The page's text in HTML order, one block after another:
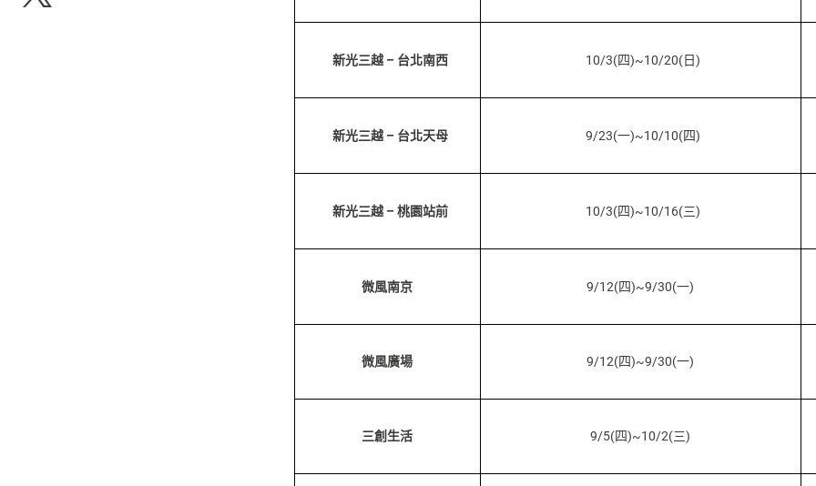
新光三越 – 台北南西 10/3(四)~10/20(日)
新光三越 – 台北天母 9/23(一)~10/10(四)
新光三越 – 桃園站前 10/3(四)~10/16(三)
微風南京 9/12(四)~9/30(一)
微風廣場 9/12(四)~9/30(一)
三創生活 9/5(四)~10/2(三)